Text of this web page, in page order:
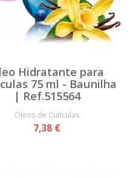
Hidratante para
75 ml - Baunilha
| Ref.515564
Óleos de Cutículas
7,38 €